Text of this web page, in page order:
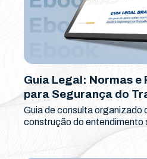
Guia Legal: Normas e
para Segurança do
Guia de consulta organizado
construção do entendimento